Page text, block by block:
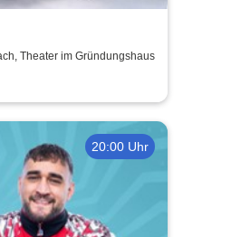
Theater im Gründungshaus
20:00 Uhr